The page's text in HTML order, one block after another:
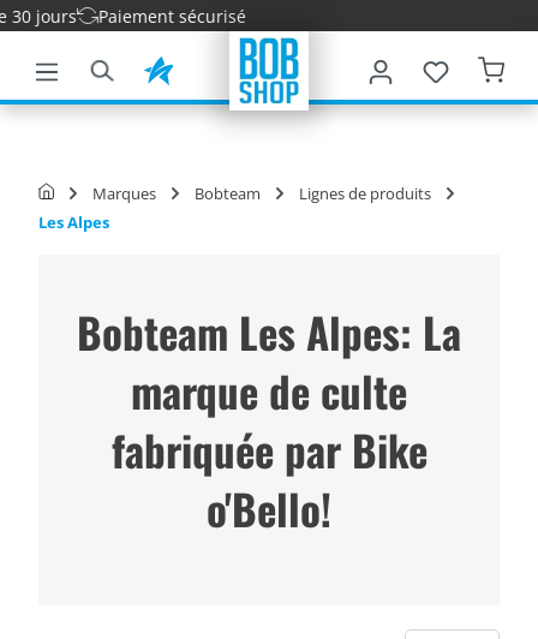
principal
Paiement sécurisé
Marques Bobteam
Lignes de produits
Les Alpes
Bobteam Les Alpes: La
marque de culte
fabriquée par Bike
o'Bello!